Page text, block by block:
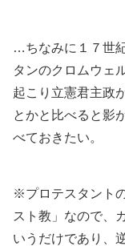
…ちなみに１７世
タンのクロムウェ
起こり立憲君主政
とかと比べると影
べておきたい。
※プロテスタント
スト教」なので、
いうだけであり、